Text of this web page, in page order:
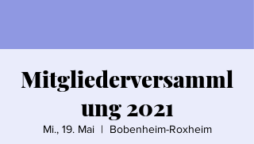
Mitgliederversamml
ung 2021
Mi., 19. Mai
  |
Bobenheim-Roxheim